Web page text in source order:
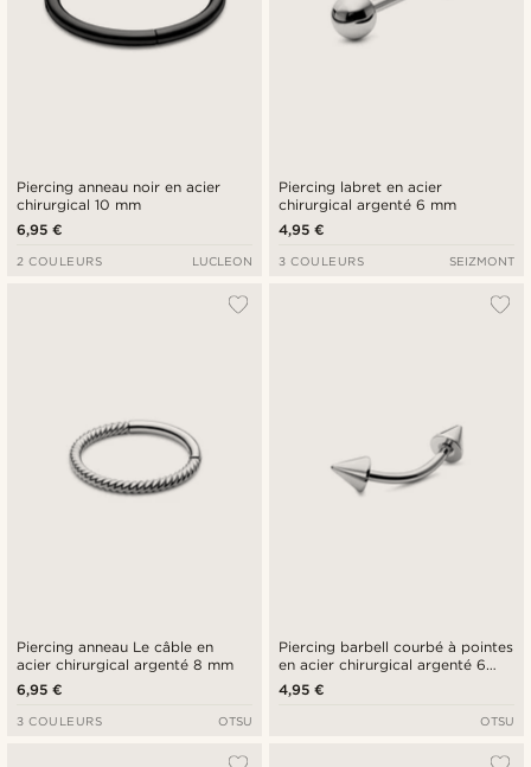
Piercing anneau noir en acier
chirurgical 10 mm
6,95 €
2 COULEURS LUCLEON
Piercing labret en acier
chirurgical argenté 6 mm
4,95 €
3 COULEURS SEIZMONT
Piercing anneau Le câble en
acier chirurgical argenté 8 mm
6,95 €
3 COULEURS OTSU
Piercing barbell courbé à pointes
en acier chirurgical argenté 6
mm
4,95 €
OTSU